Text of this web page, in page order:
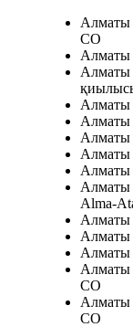
Алматы
СО
Алматы
Алматы
Алматы
Алматы
Алматы
Алматы
Алматы
Alma-
Алматы
Алматы
Алматы
Алматы
СО
Алматы
СО